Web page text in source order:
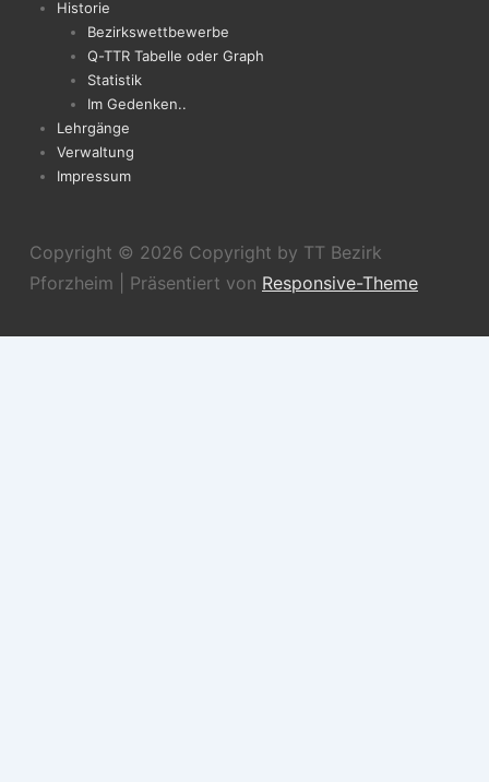
Historie
Bezirkswettbewerbe
Q-TTR Tabelle oder Graph
Statistik
Im Gedenken..
Lehrgänge
Verwaltung
Impressum
Copyright © 2026 Copyright by TT Bezirk
Pforzheim
| Präsentiert von Responsive-Theme